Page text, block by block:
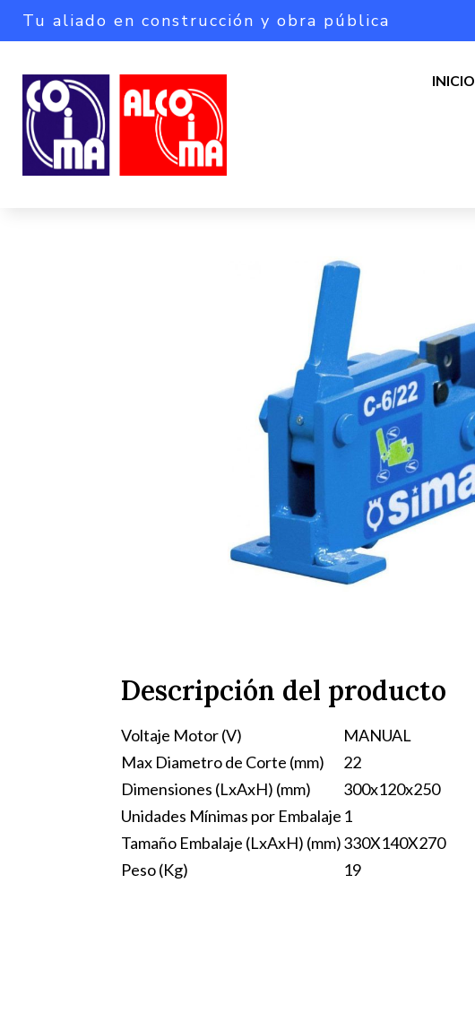
Tu aliado en construcción y obra pública
INICIO
Descripción del producto
Voltaje Motor (V)
MANUAL
Max Diametro de Corte (mm)
22
Dimensiones (LxAxH) (mm)
300x120x250
Unidades Mínimas por Embalaje 1
Tamaño Embalaje (LxAxH) (mm)330X140X270
Peso (Kg)
19